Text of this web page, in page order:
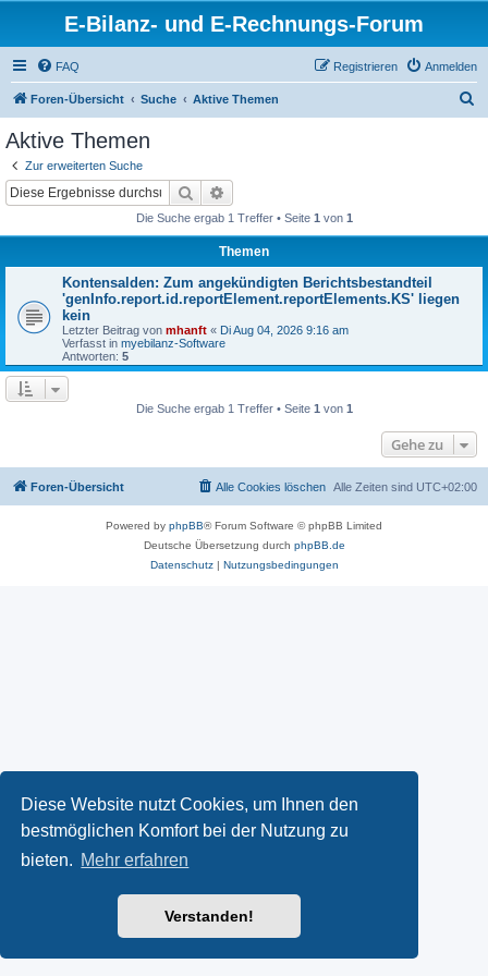
Diese Website nutzt Cookies, um Ihnen den
bestmöglichen Komfort bei der Nutzung zu
bieten. Mehr erfahren
Verstanden!
E-Bilanz- und E-Rechnungs-Forum
FAQ Anmelden
Registrieren
Foren-Übersicht Suche Aktive Themen
Aktive Themen
Zur erweiterten Suche
Suche
Die Suche ergab 1 Treffer • Seite 1 von 1
Themen
Kontensalden: Zum angekündigten Berichtsbestandteil
'genInfo.report.id.reportElement.reportElements.KS' liegen
kein
Letzter Beitrag von mhanft « Di Aug 04, 2026 9:16 am
Verfasst in myebilanz-Software
Antworten: 5
Die Suche ergab 1 Treffer • Seite 1 von 1
Gehe zu
Foren-Übersicht Alle Zeiten sind UTC+02:00
Alle Cookies löschen
Powered by phpBB® Forum Software © phpBB Limited
Deutsche Übersetzung durch phpBB.de
Datenschutz| Nutzungsbedingungen